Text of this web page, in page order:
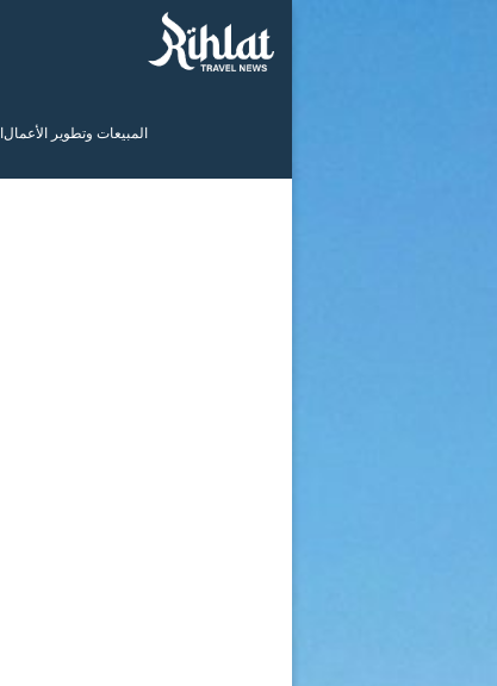
المبيعات وتطوير الأعمال